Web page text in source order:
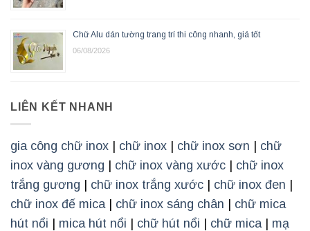
Chữ Alu dán tường trang trí thi công nhanh, giá tốt
06/08/2026
LIÊN KẾT NHANH
gia công chữ inox | chữ inox | chữ inox sơn | chữ
inox vàng gương | chữ inox vàng xước | chữ inox
trắng gương | chữ inox trắng xước | chữ inox đen |
chữ inox đế mica | chữ inox sáng chân | chữ mica
hút nổi | mica hút nổi | chữ hút nổi | chữ mica | mạ